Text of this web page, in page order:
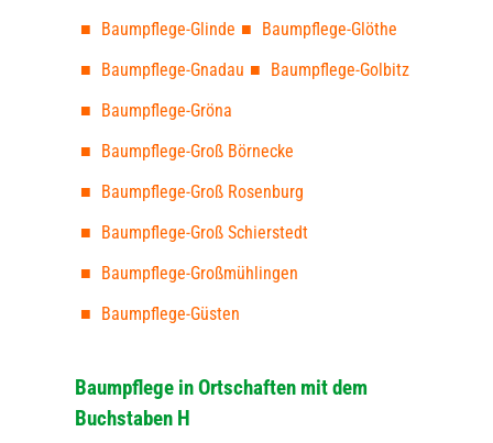
Baumpflege-Glinde
Baumpflege-Glöthe
Baumpflege-Gnadau
Baumpflege-Golbitz
Baumpflege-Gröna
Baumpflege-Groß Börnecke
Baumpflege-Groß Rosenburg
Baumpflege-Groß Schierstedt
Baumpflege-Großmühlingen
Baumpflege-Güsten
Baumpflege in Ortschaften mit dem
Buchstaben H